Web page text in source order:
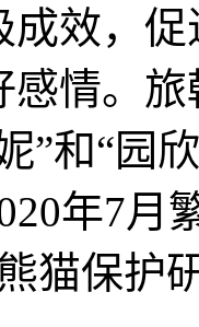
成效，
感情。
”和“园
年7月
猫保护